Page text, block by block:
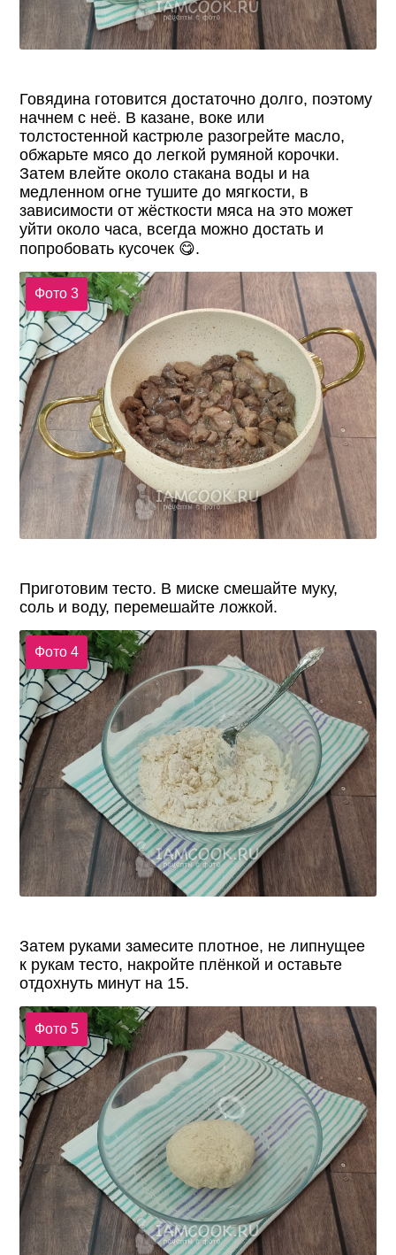
Говядина готовится достаточно долго, поэтому
начнем с неё. В казане, воке или
толстостенной кастрюле разогрейте масло,
обжарьте мясо до легкой румяной корочки.
Затем влейте около стакана воды и на
медленном огне тушите до мягкости, в
зависимости от жёсткости мяса на это может
уйти около часа, всегда можно достать и
попробовать кусочек 😋.
Фото 3
Приготовим тесто. В миске смешайте муку,
соль и воду, перемешайте ложкой.
Фото 4
Затем руками замесите плотное, не липнущее
к рукам тесто, накройте плёнкой и оставьте
отдохнуть минут на 15.
Фото 5